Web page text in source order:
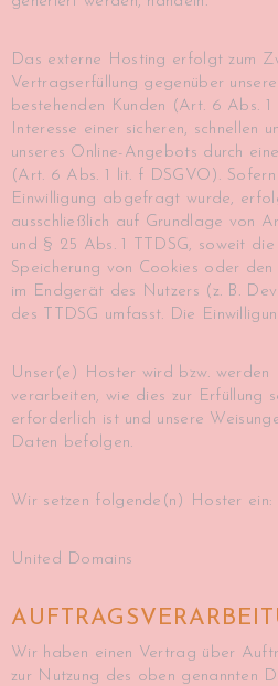
Das externe Hosting erfolgt zum
Vertragserfüllung gegenüber
bestehenden Kunden (Art. 6 Abs.
Interesse einer sicheren, schnellen
unseres Online-Angebots durch
(Art. 6 Abs. 1 lit. f DSGVO). Sofern
Einwilligung abgefragt wurde,
ausschließlich auf Grundlage von
und § 25 Abs. 1 TTDSG, soweit
Speicherung von Cookies oder
im Endgerät des Nutzers (z. B.
des TTDSG umfasst. Die
Unser(e) Hoster wird bzw. werden
verarbeiten, wie dies zur Erfüllung
erforderlich ist und unsere
Daten befolgen.
Wir setzen folgende(n) Hoster ein:
United Domains
Wir haben einen Vertrag über
zur Nutzung des oben genannten